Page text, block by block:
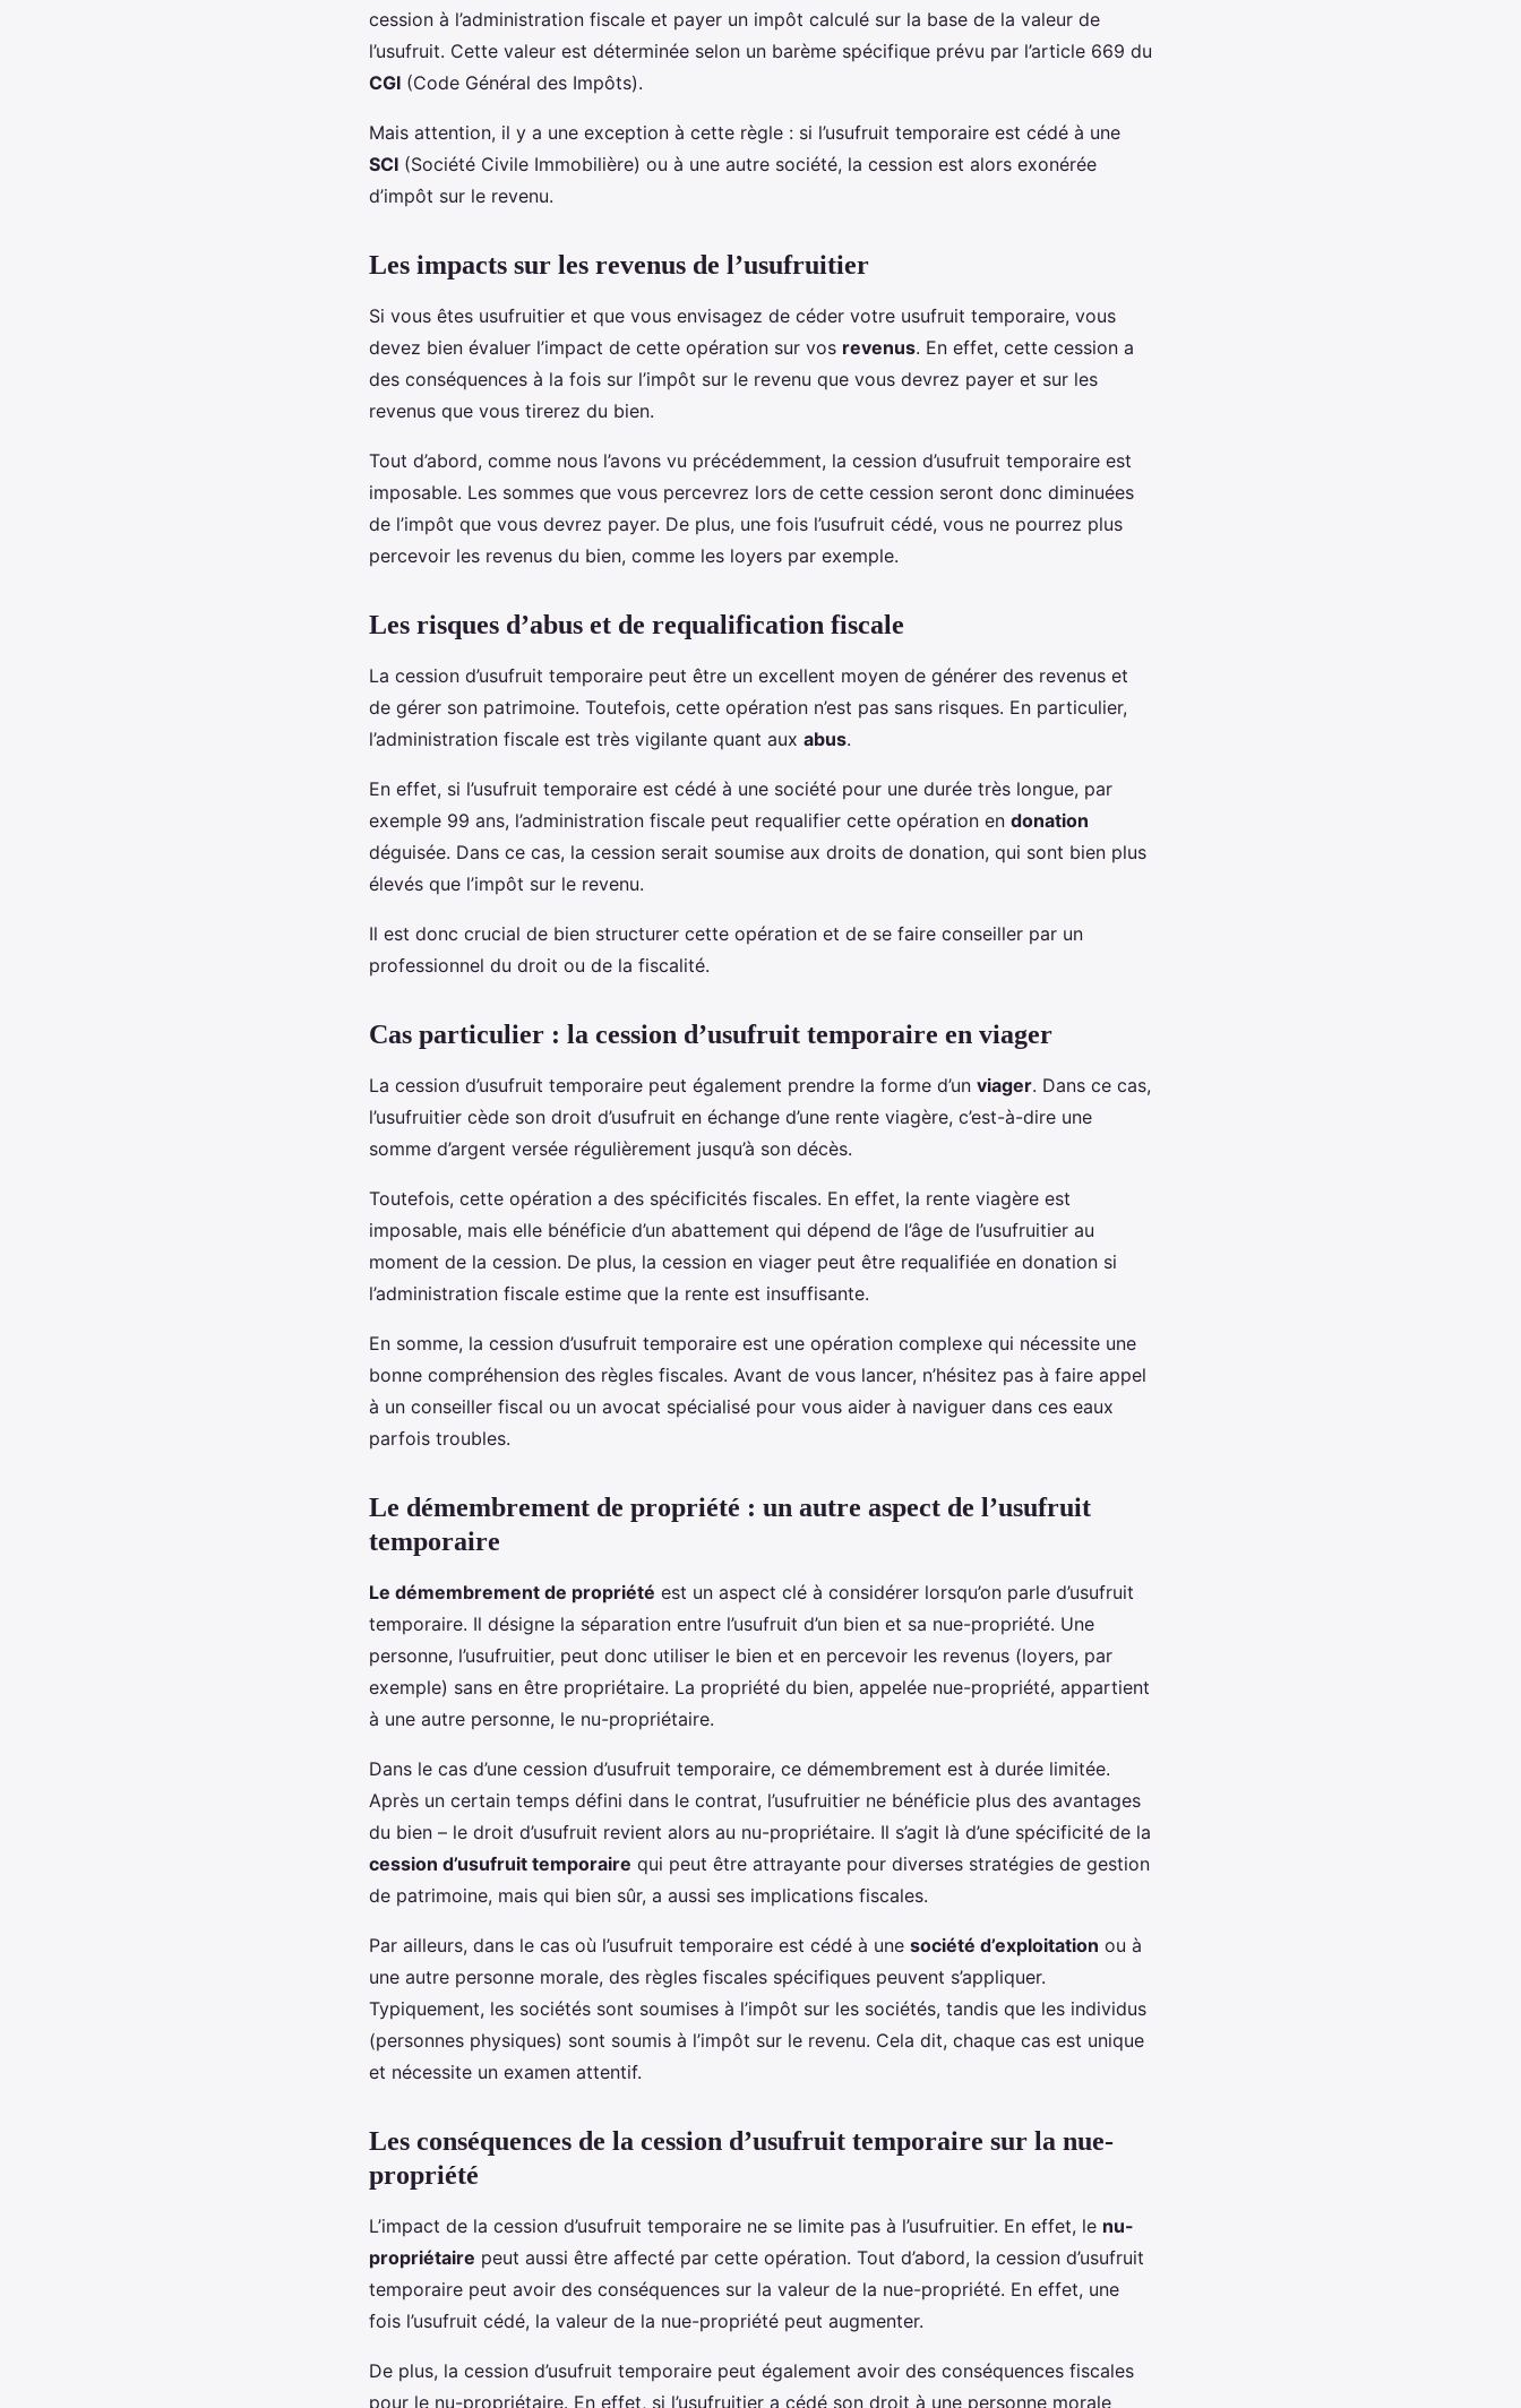
cession à l’administration fiscale et payer un impôt calculé sur la base de la valeur de
l’usufruit. Cette valeur est déterminée selon un barème spécifique prévu par l’article 669 du
CGI (Code Général des Impôts).
Mais attention, il y a une exception à cette règle : si l’usufruit temporaire est cédé à une
SCI (Société Civile Immobilière) ou à une autre société, la cession est alors exonérée
d’impôt sur le revenu.
Les impacts sur les revenus de l’usufruitier
Si vous êtes usufruitier et que vous envisagez de céder votre usufruit temporaire, vous
devez bien évaluer l’impact de cette opération sur vos revenus. En effet, cette cession a
des conséquences à la fois sur l’impôt sur le revenu que vous devrez payer et sur les
revenus que vous tirerez du bien.
Tout d’abord, comme nous l’avons vu précédemment, la cession d’usufruit temporaire est
imposable. Les sommes que vous percevrez lors de cette cession seront donc diminuées
de l’impôt que vous devrez payer. De plus, une fois l’usufruit cédé, vous ne pourrez plus
percevoir les revenus du bien, comme les loyers par exemple.
Les risques d’abus et de requalification fiscale
La cession d’usufruit temporaire peut être un excellent moyen de générer des revenus et
de gérer son patrimoine. Toutefois, cette opération n’est pas sans risques. En particulier,
l’administration fiscale est très vigilante quant aux abus.
En effet, si l’usufruit temporaire est cédé à une société pour une durée très longue, par
exemple 99 ans, l’administration fiscale peut requalifier cette opération en donation
déguisée. Dans ce cas, la cession serait soumise aux droits de donation, qui sont bien plus
élevés que l’impôt sur le revenu.
Il est donc crucial de bien structurer cette opération et de se faire conseiller par un
professionnel du droit ou de la fiscalité.
Cas particulier : la cession d’usufruit temporaire en viager
La cession d’usufruit temporaire peut également prendre la forme d’un viager. Dans ce cas,
l’usufruitier cède son droit d’usufruit en échange d’une rente viagère, c’est-à-dire une
somme d’argent versée régulièrement jusqu’à son décès.
Toutefois, cette opération a des spécificités fiscales. En effet, la rente viagère est
imposable, mais elle bénéficie d’un abattement qui dépend de l’âge de l’usufruitier au
moment de la cession. De plus, la cession en viager peut être requalifiée en donation si
l’administration fiscale estime que la rente est insuffisante.
En somme, la cession d’usufruit temporaire est une opération complexe qui nécessite une
bonne compréhension des règles fiscales. Avant de vous lancer, n’hésitez pas à faire appel
à un conseiller fiscal ou un avocat spécialisé pour vous aider à naviguer dans ces eaux
parfois troubles.
Le démembrement de propriété : un autre aspect de l’usufruit
temporaire
Le démembrement de propriété est un aspect clé à considérer lorsqu’on parle d’usufruit
temporaire. Il désigne la séparation entre l’usufruit d’un bien et sa nue-propriété. Une
personne, l’usufruitier, peut donc utiliser le bien et en percevoir les revenus (loyers, par
exemple) sans en être propriétaire. La propriété du bien, appelée nue-propriété, appartient
à une autre personne, le nu-propriétaire.
Dans le cas d’une cession d’usufruit temporaire, ce démembrement est à durée limitée.
Après un certain temps défini dans le contrat, l’usufruitier ne bénéficie plus des avantages
du bien – le droit d’usufruit revient alors au nu-propriétaire. Il s’agit là d’une spécificité de la
cession d’usufruit temporaire qui peut être attrayante pour diverses stratégies de gestion
de patrimoine, mais qui bien sûr, a aussi ses implications fiscales.
Par ailleurs, dans le cas où l’usufruit temporaire est cédé à une société d’exploitation ou à
une autre personne morale, des règles fiscales spécifiques peuvent s’appliquer.
Typiquement, les sociétés sont soumises à l’impôt sur les sociétés, tandis que les individus
(personnes physiques) sont soumis à l’impôt sur le revenu. Cela dit, chaque cas est unique
et nécessite un examen attentif.
Les conséquences de la cession d’usufruit temporaire sur la nue-
propriété
L’impact de la cession d’usufruit temporaire ne se limite pas à l’usufruitier. En effet, le nu-
propriétaire peut aussi être affecté par cette opération. Tout d’abord, la cession d’usufruit
temporaire peut avoir des conséquences sur la valeur de la nue-propriété. En effet, une
fois l’usufruit cédé, la valeur de la nue-propriété peut augmenter.
De plus, la cession d’usufruit temporaire peut également avoir des conséquences fiscales
pour le nu-propriétaire. En effet, si l’usufruitier a cédé son droit à une personne morale